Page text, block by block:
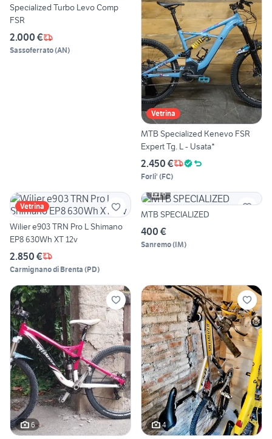
Specialized Turbo Levo Comp
FSR
2.000 €
Sassoferrato(AN)
Vetrina
MTB Specialized Kenevo FSR
Expert Tg. L - Usata*
2.450 €
Forli' (FC)
Vetrina
Wilier e903 TRN Pro L Shimano
EP8 630Wh XT 12v
2.850 €
Carmignano di Brenta (PD)
6
MTB SPECIALIZED
400 €
Sanremo(IM)
6 4